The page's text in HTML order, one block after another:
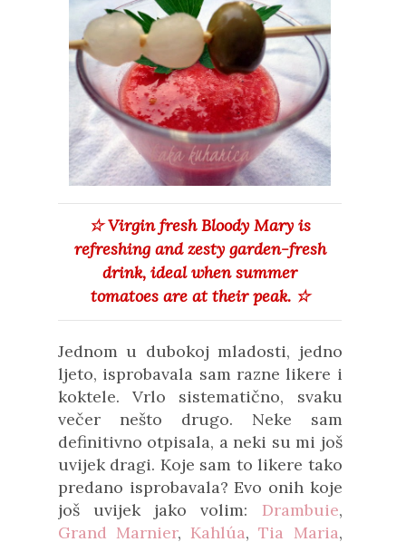
☆ Virgin fresh Bloody Maryis
refreshing and zesty garden-fresh
drink, ideal when summer
tomatoes are at their peak. ☆
Jednom u dubokoj mladosti, jedno
ljeto, isprobavala sam razne likere i
koktele. Vrlo sistematično, svaku
večer nešto drugo. Neke sam
definitivno otpisala, a neki su mi još
uvijek dragi. Koje sam to likere tako
predano isprobavala? Evo onih koje
još uvijek jako volim: Drambuie,
Grand Marnier, Kahlúa,Tia Maria,